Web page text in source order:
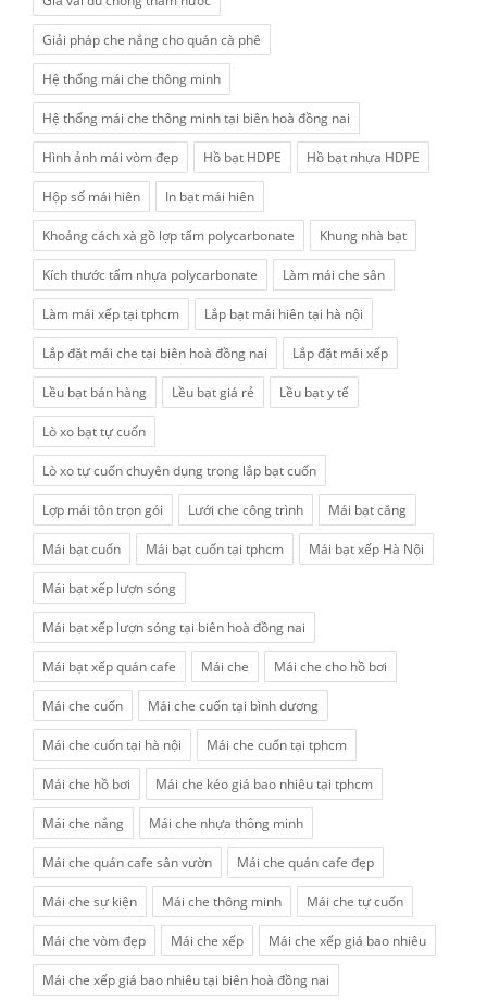
Giải pháp che nắng cho quán cà phê
Hệ thống mái che thông minh
Hệ thống mái che thông minh tại biên hoà đồng nai
Hình ảnh mái vòm đẹp Hồ bạt HDPE Hồ bạt nhựa HDPE
Hộp số mái hiên In bạt mái hiên
Khoảng cách xà gồ lợp tấm polycarbonate Khung nhà bạt
Kích thước tấm nhựa polycarbonate Làm mái che sân
Làm mái xếp tại tphcm Lắp bạt mái hiên tại hà nội
Lắp đặt mái che tại biên hoà đồng nai Lắp đặt mái xếp
Lều bạt bán hàng Lều bạt giá rẻ Lều bạt y tế
Lò xo bạt tự cuốn
Lò xo tự cuốn chuyên dụng trong lắp bạt cuốn
Lợp mái tôn trọn gói Lưới che công trình Mái bạt căng
Mái bạt cuốn Mái bạt cuốn tại tphcm Mái bạt xếp Hà Nội
Mái bạt xếp lượn sóng
Mái bạt xếp lượn sóng tại biên hoà đồng nai
Mái bạt xếp quán cafe Mái che Mái che cho hồ bơi
Mái che cuốn Mái che cuốn tại bình dương
Mái che cuốn tại hà nội Mái che cuốn tại tphcm
Mái che hồ bơi Mái che kéo giá bao nhiêu tại tphcm
Mái che nắng Mái che nhựa thông minh
Mái che quán cafe sân vườn Mái che quán cafe đẹp
Mái che sự kiện Mái che thông minh Mái che tự cuốn
Mái che vòm đẹp Mái che xếp Mái che xếp giá bao nhiêu
Mái che xếp giá bao nhiêu tại biên hoà đồng nai